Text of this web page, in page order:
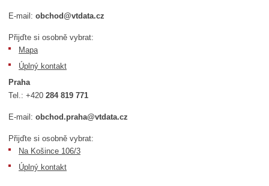
E-mail:obchod@vtdata.cz
Přijďte si osobně vybrat:
Mapa
Úplný kontakt
Praha
Tel.:+420284 819 771
E-mail:obchod.praha@vtdata.cz
Přijďte si osobně vybrat:
Na Košince 106/3
Úplný kontakt